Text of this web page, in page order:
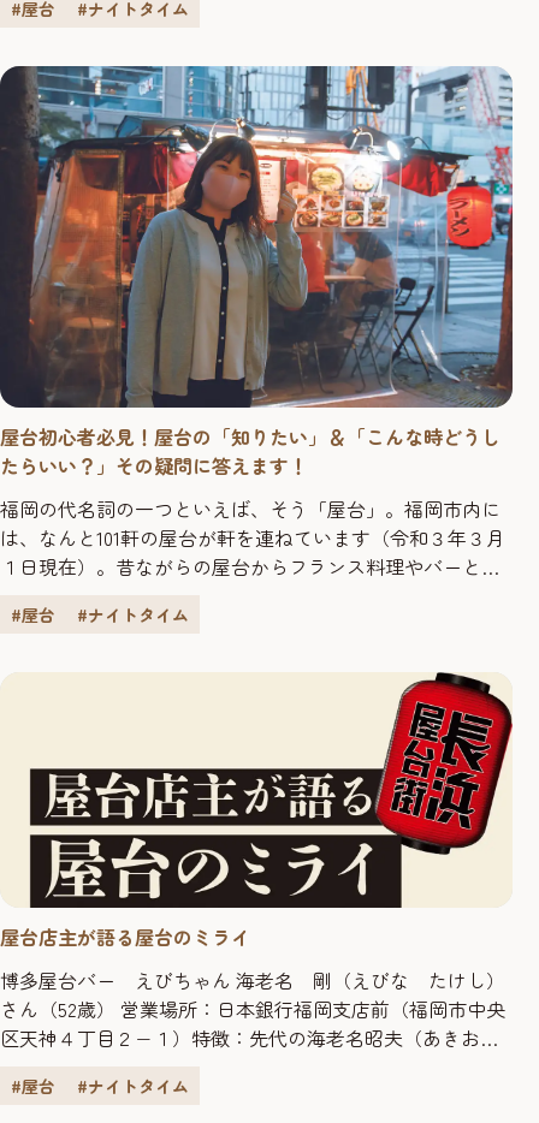
亭 きさいち』の大将・私市佳太さんに密着。開店準備から
―今日はよろしくお願いします。『あごだし亭 きさいち』
さんは、市の公募に合格し、平成...
#屋台 #ナイトタイム
屋台初心者必見！屋台の「知りたい」＆「こんな時どうし
たらいい？」その疑問に答えます！
福岡の代名詞の一つといえば、そう「屋台」。福岡市内に
は、なんと101軒の屋台が軒を連ねています（令和３年３月
１日現在）。昔ながらの屋台からフランス料理やバーと
てみたい屋台もいざデビューとなるといろんな疑問や質問
台の疑問や質問に答え、不安を解消すべく、屋台デビュー
#屋台 #ナイトタイム
屋台店主が語る屋台のミライ
博多屋台バー えびちゃん 海老名 剛（えびな たけし）
さん（52歳） 営業場所：日本銀行福岡支店前（福岡市中央
区天神４丁目２−１）特徴：先代の海老名昭夫（あきお）
の屋台バーとしてカクテルや洋酒を提供。 屋台のたまちゃ
#屋台 #ナイトタイム